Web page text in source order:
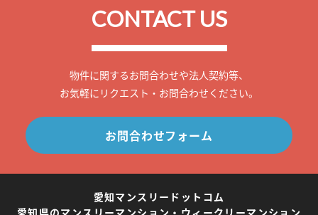
CONTACT US
物件に関するお問合わせや法人契約等、
お気軽にリクエスト・お問合わせください。
お問合わせフォーム
愛知マンスリードットコム
愛知県のマンスリーマンション・ウィークリーマンション